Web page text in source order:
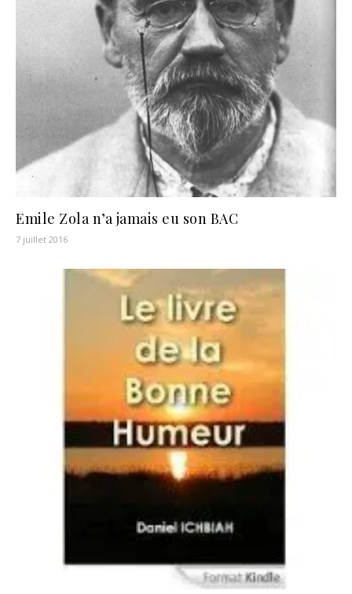
Emile Zola n’a jamais eu son BAC
7 juillet 2016